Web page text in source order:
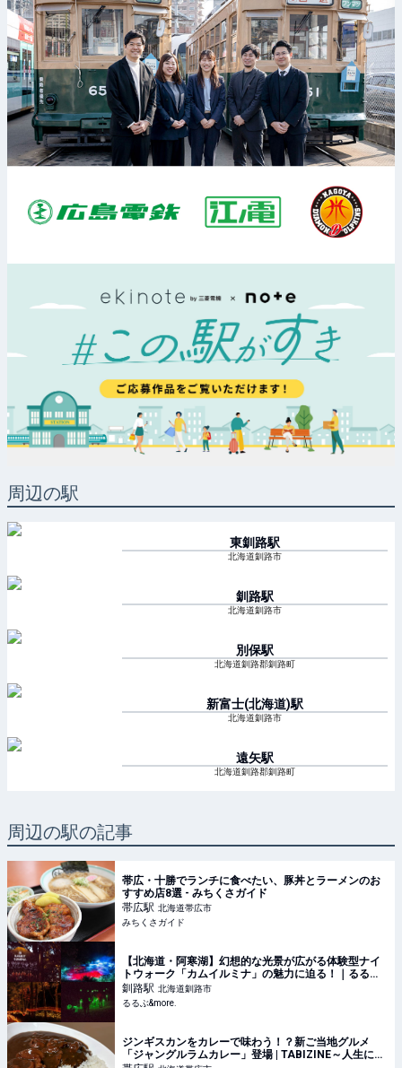
周辺の駅
東釧路駅
北海道釧路市
釧路駅
北海道釧路市
別保駅
北海道釧路郡釧路町
新富士(北海道)駅
北海道釧路市
遠矢駅
北海道釧路郡釧路町
周辺の駅の記事
帯広・十勝でランチに食べたい、豚丼とラーメンのお
すすめ店8選 - みちくさガイド
帯広駅 北海道帯広市
みちくさガイド
【北海道・阿寒湖】幻想的な光景が広がる体験型ナイ
トウォーク「カムイルミナ」の魅力に迫る！｜るるぶ
&more.
釧路駅 北海道釧路市
るるぶ&more.
ジンギスカンをカレーで味わう！？新ご当地グルメ
「ジャングルラムカレー」登場 | TABIZINE～人生に旅